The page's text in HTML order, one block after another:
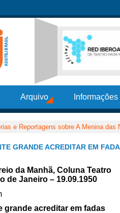
Arquivo
e Reportagens sobre A Menina
GRANDE ACREDITAR EM
da Manhã, Coluna Teatro
de Janeiro – 19.09.1950
grande acreditar em fadas